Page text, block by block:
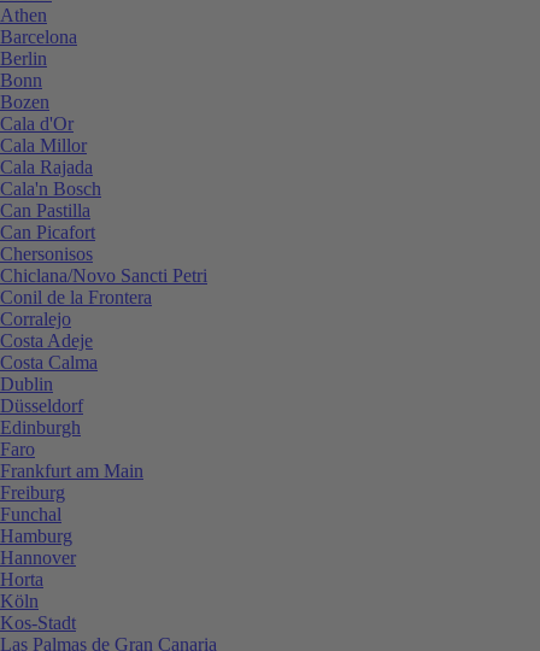
Athen
Barcelona
Berlin
Bonn
Bozen
Cala d'Or
Cala Millor
Cala Rajada
Cala'n Bosch
Can Pastilla
Can Picafort
Chersonisos
Chiclana/Novo Sancti Petri
Conil de la Frontera
Corralejo
Costa Adeje
Costa Calma
Dublin
Düsseldorf
Edinburgh
Faro
Frankfurt am Main
Freiburg
Funchal
Hamburg
Hannover
Horta
Köln
Kos-Stadt
Las Palmas de Gran Canaria